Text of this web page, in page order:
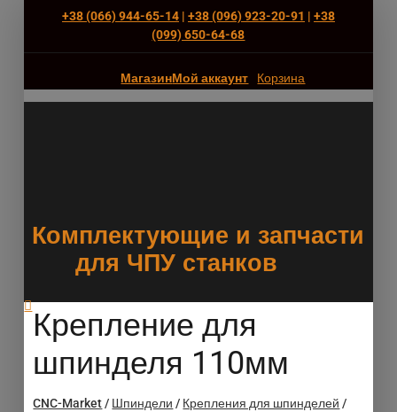
+38 (066) 944-65-14| +38 (096) 923-20-91 | +38
(‎099) 650-64-68
МагазинМой аккаунт Корзина
Комплектующие и запчасти
для ЧПУ станков
Крепление для
шпинделя 110мм
CNC-Market/ Шпиндели / Крепления для шпинделей /